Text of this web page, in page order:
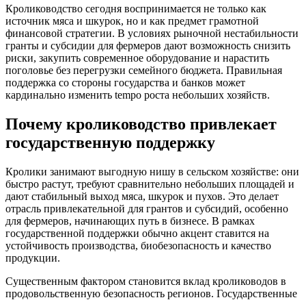
Кролиководство сегодня воспринимается не только как
источник мяса и шкурок, но и как предмет грамотной
финансовой стратегии. В условиях рыночной нестабильности
гранты и субсидии для фермеров дают возможность снизить
риски, закупить современное оборудование и нарастить
поголовье без перегрузки семейного бюджета. Правильная
поддержка со стороны государства и банков может
кардинально изменить tempo роста небольших хозяйств.
Почему кролиководство привлекает
государственную поддержку
Кролики занимают выгодную нишу в сельском хозяйстве: они
быстро растут, требуют сравнительно небольших площадей и
дают стабильный выход мяса, шкурок и пухов. Это делает
отрасль привлекательной для грантов и субсидий, особенно
для фермеров, начинающих путь в бизнесе. В рамках
государственной поддержки обычно акцент ставится на
устойчивость производства, биобезопасность и качество
продукции.
Существенным фактором становится вклад кролиководов в
продовольственную безопасность регионов. Государственные